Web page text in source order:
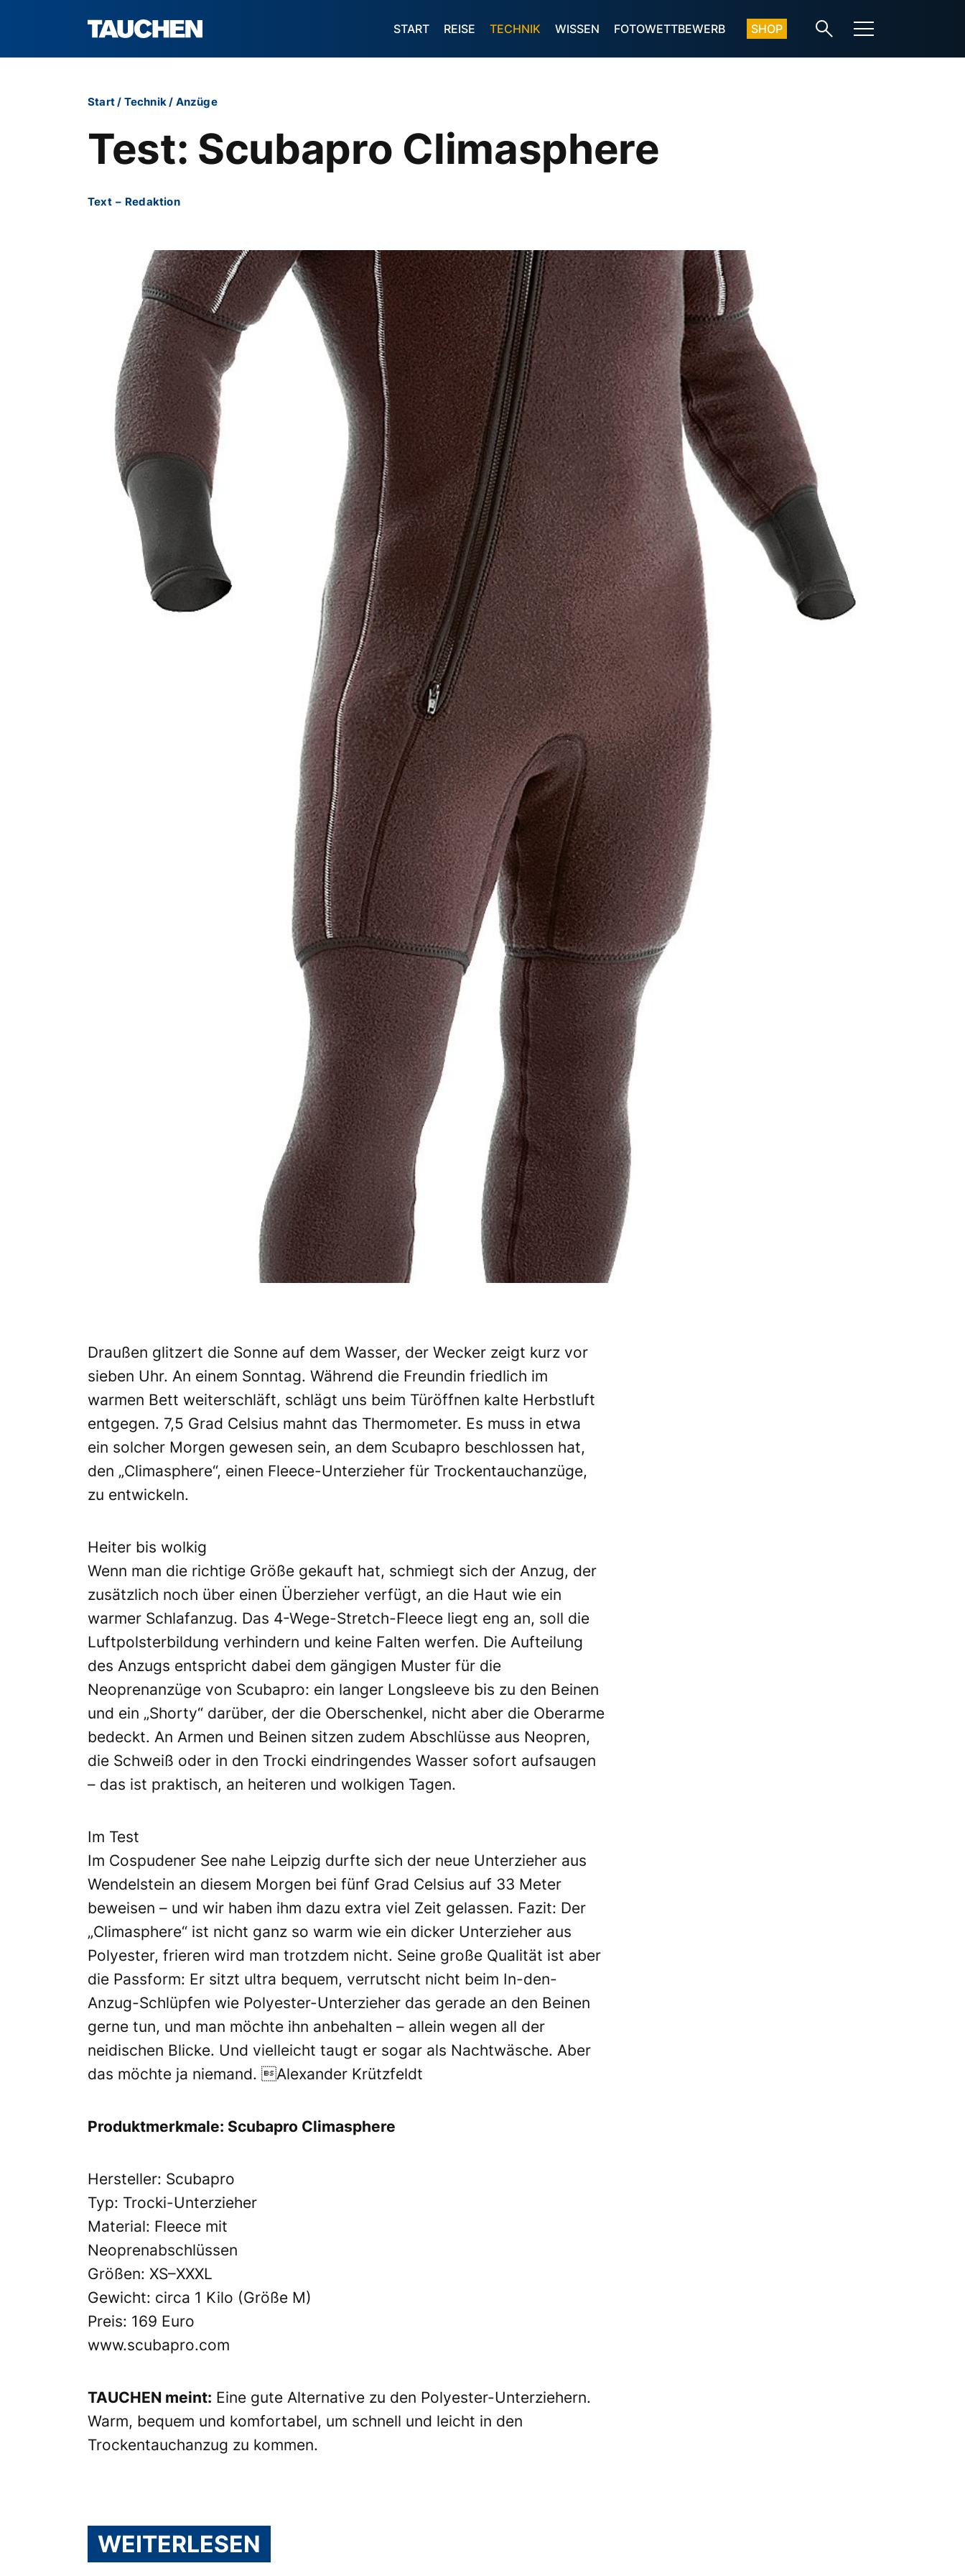
START REISE TECHNIK WISSEN FOTOWETTBEWERB SHOP
Start/ Technik/ Anzüge
Test: Scubapro Climasphere
Text – Redaktion
Draußen glitzert die Sonne auf dem Wasser, der Wecker zeigt kurz vor
sieben Uhr. An einem Sonntag. Während die Freundin friedlich im
warmen Bett weiterschläft, schlägt uns beim Türöffnen kalte Herbstluft
entgegen. 7,5 Grad Celsius mahnt das Thermometer. Es muss in etwa
ein solcher Morgen gewesen sein, an dem Scubapro beschlossen hat,
den „Climasphere“, einen Fleece-Unterzieher für Trockentauchanzüge,
zu entwickeln.
Heiter bis wolkig
Wenn man die richtige Größe gekauft hat, schmiegt sich der Anzug, der
zusätzlich noch über einen Überzieher verfügt, an die Haut wie ein
warmer Schlafanzug. Das 4-Wege-Stretch-Fleece liegt eng an, soll die
Luftpolsterbildung verhindern und keine Falten werfen. Die Aufteilung
des Anzugs entspricht dabei dem gängigen Muster für die
Neoprenanzüge von Scubapro: ein langer Longsleeve bis zu den Beinen
und ein „Shorty“ darüber, der die Oberschenkel, nicht aber die Oberarme
bedeckt. An Armen und Beinen sitzen zudem Abschlüsse aus Neopren,
die Schweiß oder in den Trocki eindringendes Wasser sofort aufsaugen
– das ist praktisch, an heiteren und wolkigen Tagen.
Im Test
Im Cospudener See nahe Leipzig durfte sich der neue Unterzieher aus
Wendelstein an diesem Morgen bei fünf Grad Celsius auf 33 Meter
beweisen – und wir haben ihm dazu extra viel Zeit gelassen. Fazit: Der
„Climasphere“ ist nicht ganz so warm wie ein dicker Unterzieher aus
Polyester, frieren wird man trotzdem nicht. Seine große Qualität ist aber
die Passform: Er sitzt ultra bequem, verrutscht nicht beim In-den-
Anzug-Schlüpfen wie Polyester-Unterzieher das gerade an den Beinen
gerne tun, und man möchte ihn anbehalten – allein wegen all der
neidischen Blicke. Und vielleicht taugt er sogar als Nachtwäsche. Aber
das möchte ja niemand. Alexander Krützfeldt
Produktmerkmale: Scubapro Climasphere
Hersteller: Scubapro
Typ: Trocki-Unterzieher
Material: Fleece mit
Neoprenabschlüssen
Größen: XS–XXXL
Gewicht: circa 1 Kilo (Größe M)
Preis: 169 Euro
www.scubapro.com
TAUCHEN meint: Eine gute Alternative zu den Polyester-Unterziehern.
Warm, bequem und komfortabel, um schnell und leicht in den
Trockentauchanzug zu kommen.
WEITERLESEN